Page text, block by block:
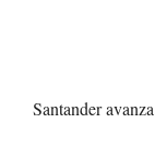
Santander